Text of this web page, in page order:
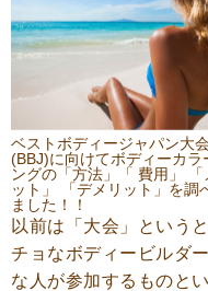
ベストボディージャパン大
(BBJ)に向けてボディーカラ
ングの「方法」「 費用」 「
ット」 「デメリット」を調
ました！！
以前は「大会」という
チョなボディービルダ
な人が参加するものと